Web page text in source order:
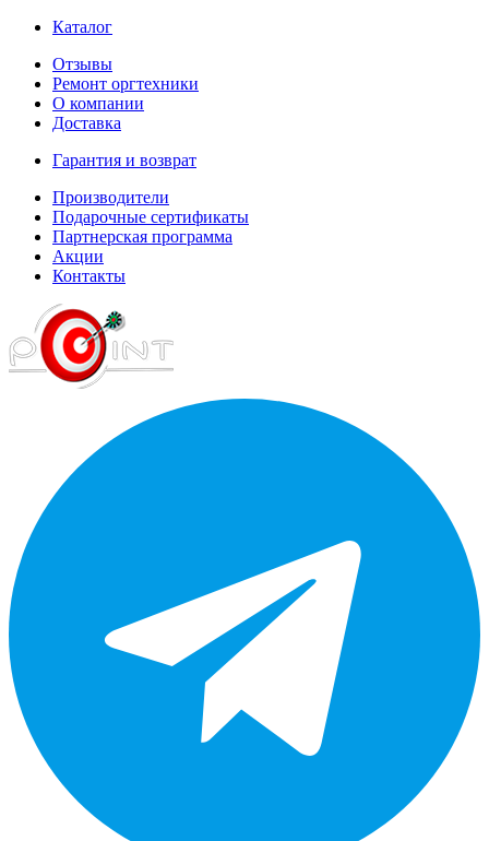
Каталог
Отзывы
Ремонт оргтехники
О компании
Доставка
Гарантия и возврат
Производители
Подарочные сертификаты
Партнерская программа
Акции
Контакты